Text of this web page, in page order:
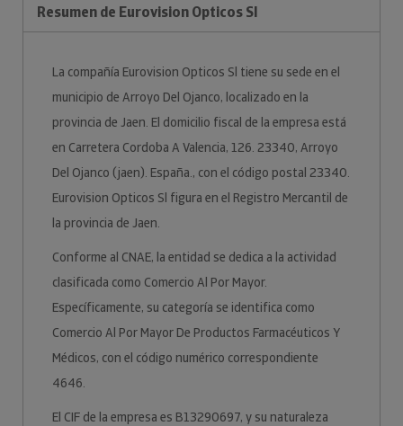
Resumen de Eurovision Opticos Sl
La compañía Eurovision Opticos Sl tiene su sede en el
municipio de Arroyo Del Ojanco, localizado en la
provincia de Jaen. El domicilio fiscal de la empresa está
en Carretera Cordoba A Valencia, 126. 23340, Arroyo
Del Ojanco (jaen). España., con el código postal 23340.
Eurovision Opticos Sl figura en el Registro Mercantil de
la provincia de Jaen.
Conforme al CNAE, la entidad se dedica a la actividad
clasificada como Comercio Al Por Mayor.
Específicamente, su categoría se identifica como
Comercio Al Por Mayor De Productos Farmacéuticos Y
Médicos, con el código numérico correspondiente
4646.
El CIF de la empresa es B13290697, y su naturaleza